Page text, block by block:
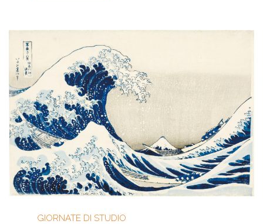
GIORNATE DI STUDIO